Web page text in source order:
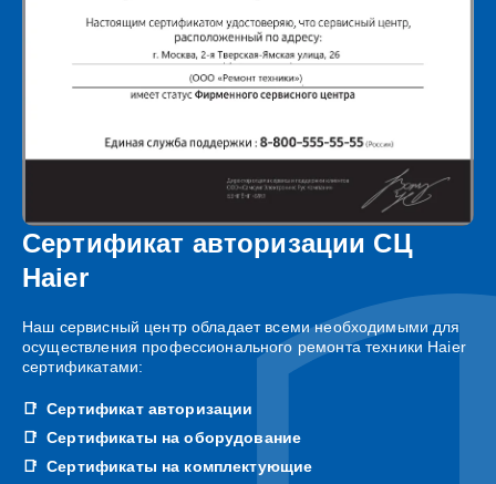
Сертификат авторизации СЦ
Haier
Наш сервисный центр обладает всеми необходимыми для
осуществления профессионального ремонта техники Haier
сертификатами:
Сертификат авторизации
Сертификаты на оборудование
Сертификаты на комплектующие